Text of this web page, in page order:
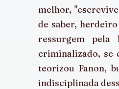
melhor,
de saber,
ressurgem
criminalizado, se
teorizou Fanon,
indisciplinada